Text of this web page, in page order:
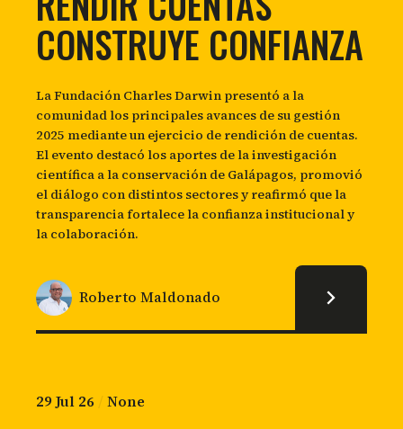
CONSTRUYE CONFIANZA
La Fundación Charles Darwin presentó a la
comunidad los principales avances de su gestión
2025 mediante un ejercicio de rendición de cuentas.
El evento destacó los aportes de la investigación
científica a la conservación de Galápagos, promovió
el diálogo con distintos sectores y reafirmó que la
transparencia fortalece la confianza institucional y
la colaboración.
Roberto Maldonado
29 Jul 26 None